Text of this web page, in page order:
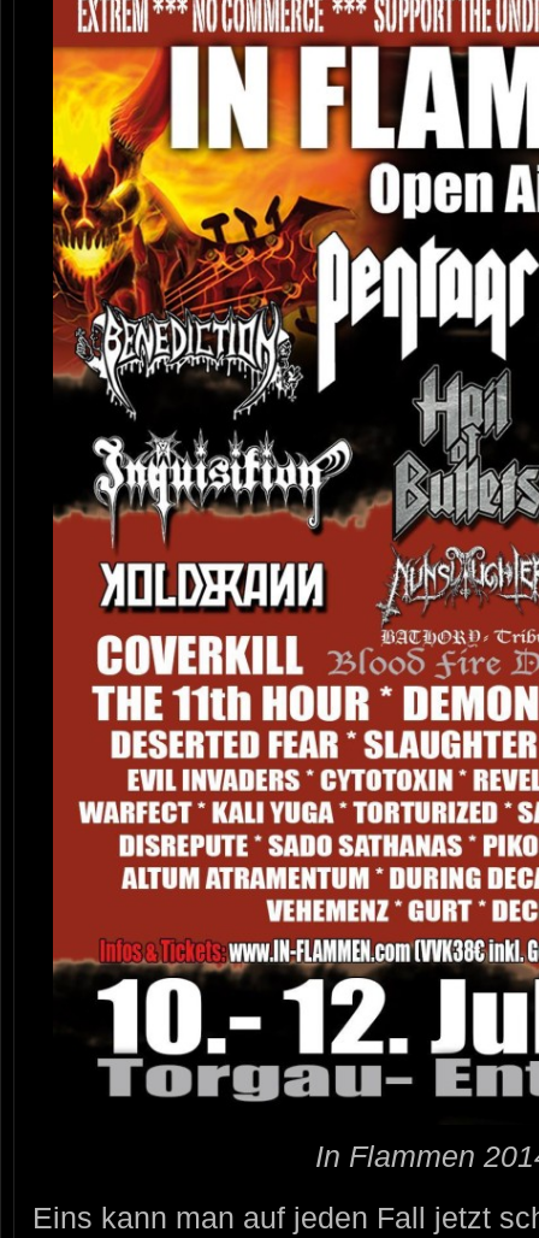
In Flammen
Eins kann man auf jeden Fall jetzt